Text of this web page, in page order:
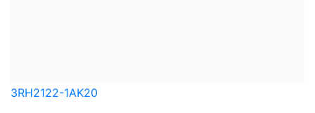
3RH2122-1AK20